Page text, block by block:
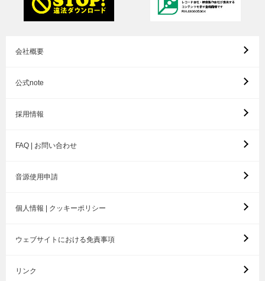
会社概要
公式note
採用情報
FAQ | お問い合わせ
音源使用申請
個人情報 | クッキーポリシー
ウェブサイトにおける免責事項
リンク